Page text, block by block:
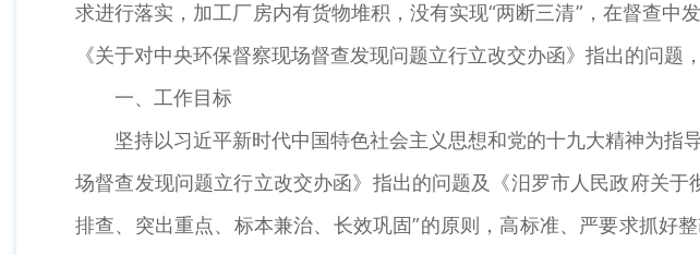
求进行落实，加工厂房内有货物堆积，没有实现“两断三清”，在督查
《关于对中央环保督察现场督查发现问题立行立改交办函》指出的问题
一、工作目标
坚持以习近平新时代中国特色社会主义思想和党的十九大精神为
场督查发现问题立行立改交办函》指出的问题及《汨罗市人民政府关
排查、突出重点、标本兼治、长效巩固”的原则，高标准、严要求抓好